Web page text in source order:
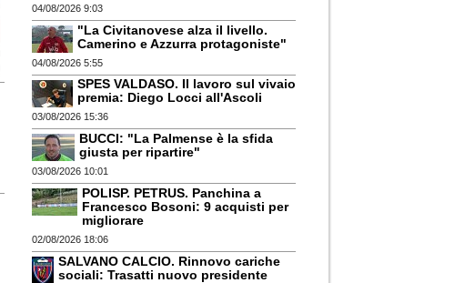
04/08/2026 9:03
"La Civitanovese alza il livello.
Camerino e Azzurra protagoniste"
04/08/2026 5:55
SPES VALDASO. Il lavoro sul vivaio
premia: Diego Locci all'Ascoli
03/08/2026 15:36
BUCCI: "La Palmense è la sfida
giusta per ripartire"
03/08/2026 10:01
POLISP. PETRUS. Panchina a
Francesco Bosoni: 9 acquisti per
migliorare
02/08/2026 18:06
SALVANO CALCIO. Rinnovo cariche
sociali: Trasatti nuovo presidente